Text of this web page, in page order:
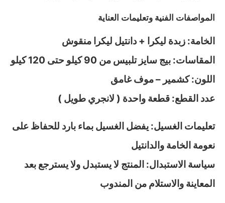
المواصفات الفنية وتعليمات العناية
الخامة: زبدة ليكرا + دانتيل ليكرا منقوش
المقاسات: بيج سايز تلبيس من 90 كيلو حتى 120 كيلو
اللون: كشمير – موف غامق
عدد القطع: قطعة واحدة ( لانجري طويل )
تعليمات الغسيل: يفضل الغسيل بماء بارد للحفاظ على
نعومة الخامة والدانتيل
سياسة الاستبدال: المنتج لا يستبدل ولا يسترجع بعد
المعاينة والاستلام من المندوب